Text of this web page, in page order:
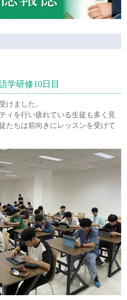
学研修10日目
けました。
ィを行い疲れている生徒も多く見
たちは前向きにレッスンを受けて